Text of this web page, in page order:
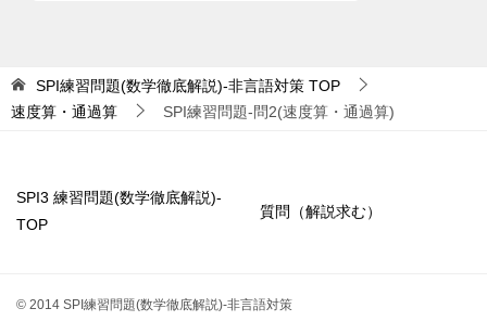
SPI練習問題(数学徹底解説)-非言語対策 TOP
速度算・通過算
SPI練習問題-問2(速度算・通過算)
SPI3 練習問題(数学徹底解説)-
TOP
質問（解説求む）
© 2014 SPI練習問題(数学徹底解説)-非言語対策